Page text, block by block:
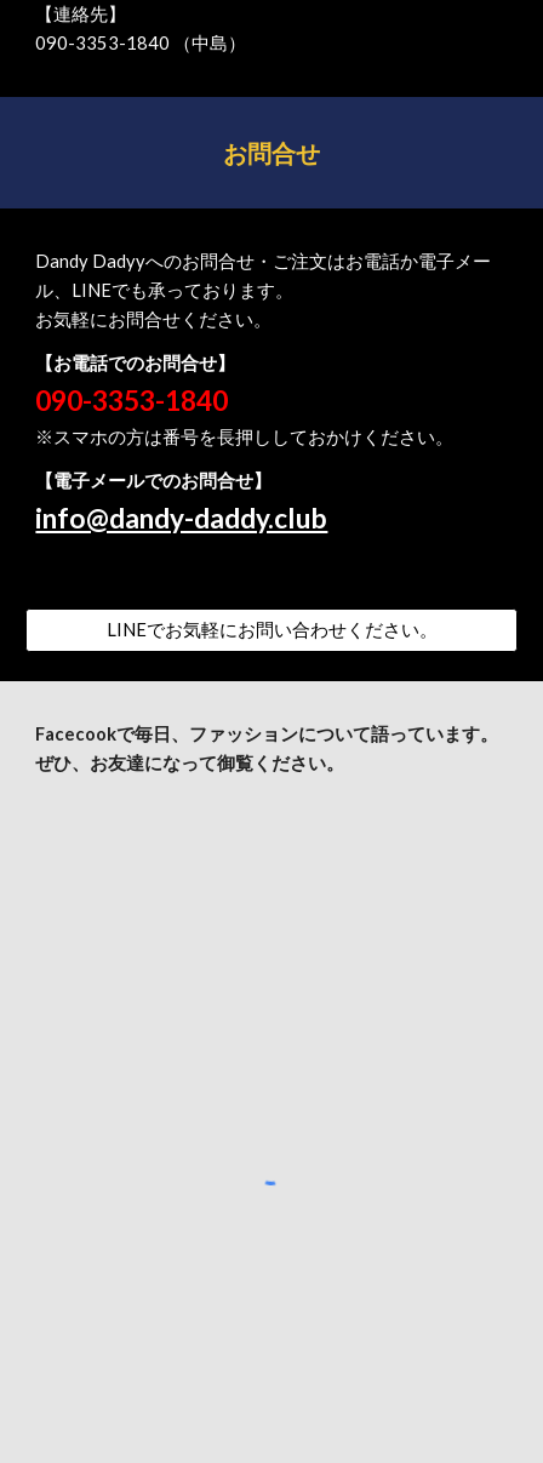
【連絡先】
090-3353-1840 （中島）
お問合せ
Dandy Dadyyへのお問合せ・ご注文はお電話か電子メー
ル、LINEでも承っております。
お気軽にお問合せください。
【お電話でのお問合せ】
090-3353-1840
※スマホの方は番号を長押ししておかけください。
【電子メールでのお問合せ】
info@dandy-daddy.club
LINEでお気軽にお問い合わせください。
Facecookで毎日、ファッションについて語っています。
ぜひ、お友達になって御覧ください。